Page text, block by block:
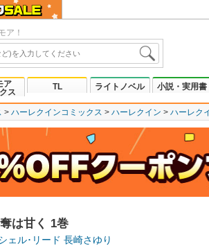
ア！
ア
ス
TL ライトノベル 小説・実用書
ハーレクインコミックス ハーレクイン ハーレク
は甘く 1巻
ェル･リード 長崎さゆり